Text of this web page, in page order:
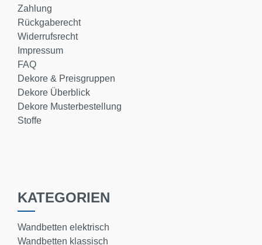
Zahlung
Rückgaberecht
Widerrufsrecht
Impressum
FAQ
Dekore & Preisgruppen
Dekore Überblick
Dekore Musterbestellung
Stoffe
KATEGORIEN
Wandbetten elektrisch
Wandbetten klassisch